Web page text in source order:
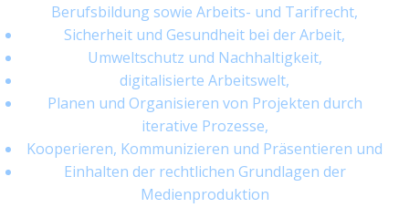
Berufsbildung sowie Arbeits- und Tarifrecht,
Sicherheit und Gesundheit bei der Arbeit,
Umweltschutz und Nachhaltigkeit,
digitalisierte Arbeitswelt,
Planen und Organisieren von Projekten durch
iterative Prozesse,
Kooperieren, Kommunizieren und Präsentieren und
Einhalten der rechtlichen Grundlagen der
Medienproduktion